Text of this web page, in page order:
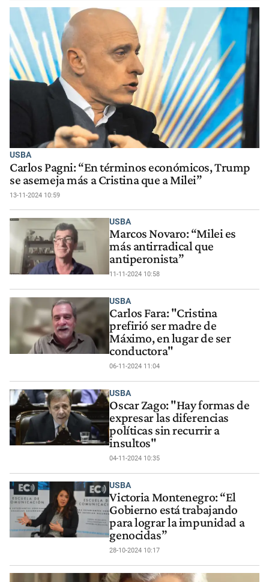
USBA
Carlos Pagni: “En términos económicos, Trump
se asemeja más a Cristina que a Milei”
13-11-2024 10:59
USBA
Marcos Novaro: “Milei es
más antirradical que
antiperonista”
11-11-2024 10:58
USBA
Carlos Fara: "Cristina
prefirió ser madre de
Máximo, en lugar de ser
conductora"
06-11-2024 11:04
USBA
Oscar Zago: "Hay formas de
expresar las diferencias
políticas sin recurrir a
insultos"
04-11-2024 10:35
USBA
Victoria Montenegro: “El
Gobierno está trabajando
para lograr la impunidad a
genocidas”
28-10-2024 10:17